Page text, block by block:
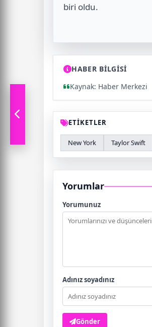
biri oldu.
HABER BİLGİSİ
Kaynak: Haber Merkezi
ETİKETLER
New York Taylor Swift
Yorumlar
Yorumunuz
Adınız soyadınız
Gönder